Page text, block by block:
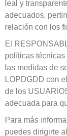
leal y
adecuados,
relación con los
El
políticas
las medidas de
LOPDGDD con
de los
adecuada para
Para más
puedes dirigirte